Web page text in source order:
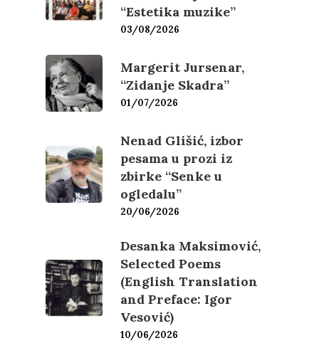
“Estetika muzike”
03/08/2026
Margerit Jursenar,
“Zidanje Skadra”
01/07/2026
Nenad Glišić, izbor
pesama u prozi iz
zbirke “Senke u
ogledalu”
20/06/2026
Desanka Maksimović,
Selected Poems
(English Translation
and Preface: Igor
Vesović)
10/06/2026